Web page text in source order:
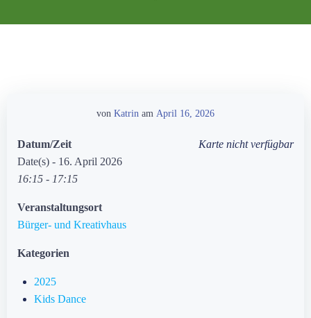
von Katrin am April 16, 2026
Karte nicht verfügbar
Datum/Zeit
Date(s) - 16. April 2026
16:15 - 17:15
Veranstaltungsort
Bürger- und Kreativhaus
Kategorien
2025
Kids Dance